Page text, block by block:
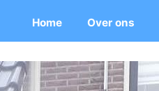
Home Over ons